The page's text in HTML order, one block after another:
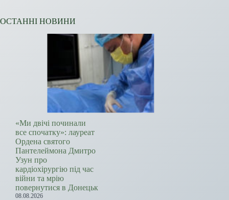
ОСТАННІ НОВИНИ
«Ми двічі починали
все спочатку»: лауреат
Ордена святого
Пантелеймона Дмитро
Узун про
кардіохірургію під час
війни та мрію
повернутися в Донецьк
08.08.2026